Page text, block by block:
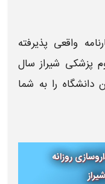
واقعی پذیرفته
پزشکی شیراز سال
دانشگاه را به شما
روزانه
شیراز